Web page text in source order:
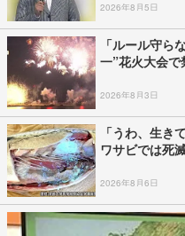
2026年8月5日
「ルール守ら
一”花火大会
2026年8月3日
「うわ、生
ワサビでは死
2026年8月6日